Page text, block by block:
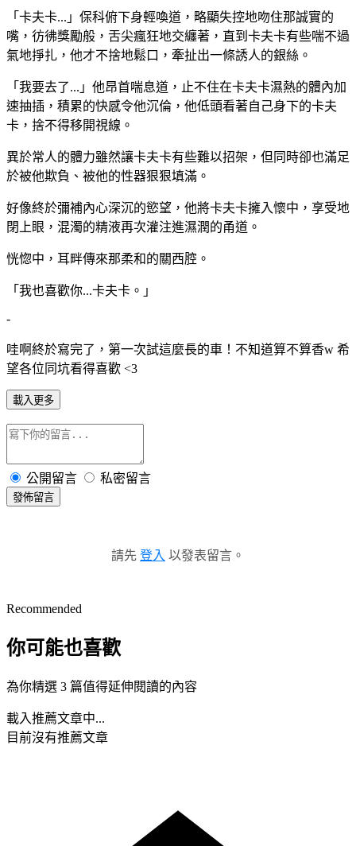
「卡夫卡...」保科俯下身輕喚道，略顯失控地吻住那誠實的
嘴，彷彿獎勵般，舌尖瘋狂地交纏著，直到卡夫卡有些喘不過
氣地掙扎，他才不捨地鬆口，牽扯出一條誘人的銀絲。
「我要去了...」他昂首喘息道，止不住在卡夫卡濕熱的體內加
速抽插，積累的快感令他沉倫，他低頭看著自己身下的卡夫
卡，捨不得移開視線。
異於常人的體力雖然讓卡夫卡有些難以招架，但同時卻也滿足
於被他欺負、被他的性器狠狠填滿。
好像終於彌補內心深沉的慾望，他將卡夫卡擁入懷中，享受地
閉上眼，混濁的精液再次灌注進濕潤的甬道。
恍惚中，耳畔傳來那柔和的關西腔。
「我也喜歡你...卡夫卡。」
-
哇啊終於寫完了，第一次試這麼長的車！不知道算不算香w 希
望各位同坑看得喜歡 <3
載入更多
公開留言 私密留言
發佈留言
請先 登入 以發表留言。
Recommended
你可能也喜歡
為你精選 3 篇值得延伸閱讀的內容
載入推薦文章中...
目前沒有推薦文章